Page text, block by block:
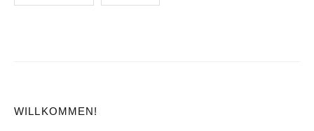
pagination
WILLKOMMEN!